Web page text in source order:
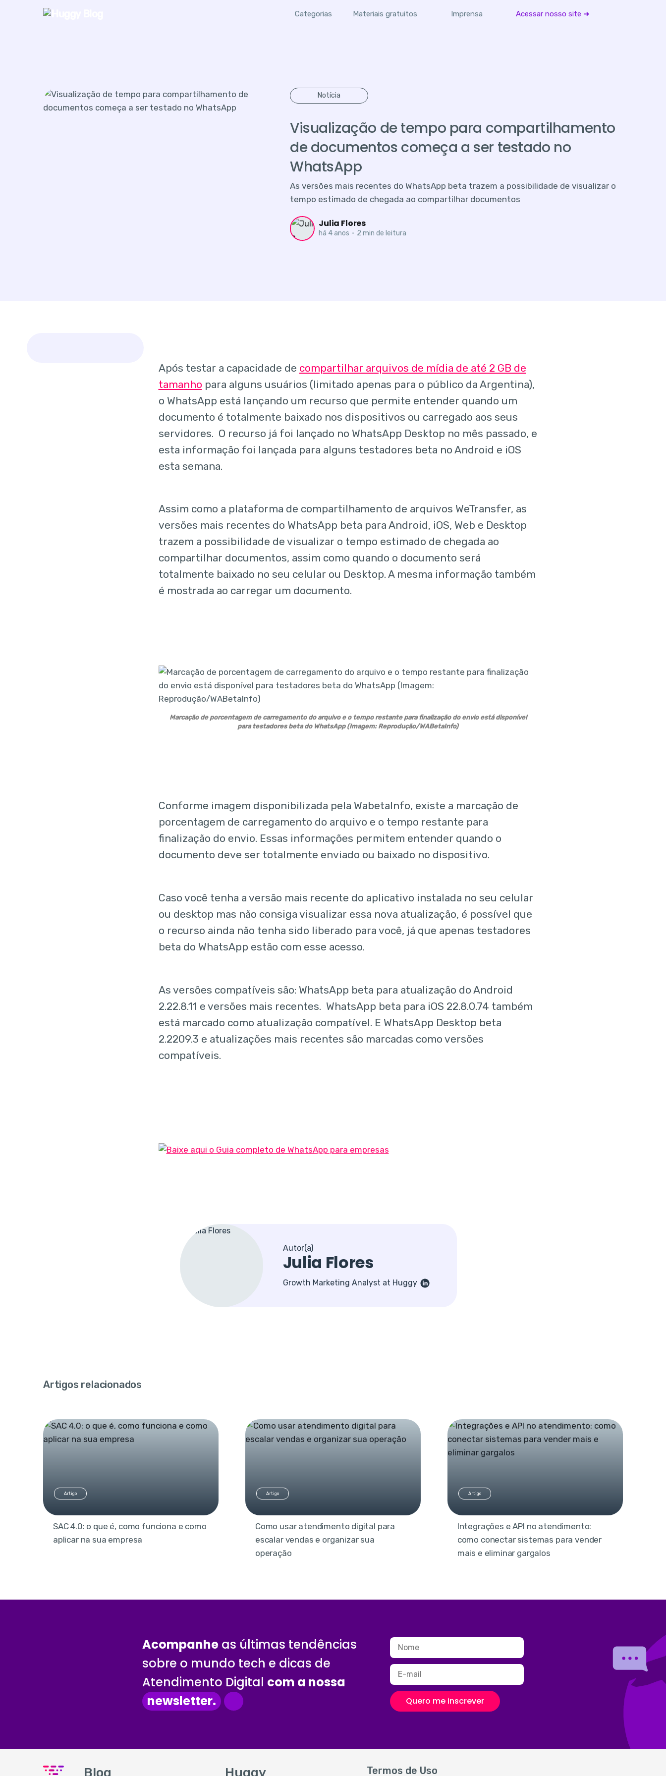
Categorias Materiais gratuitos Imprensa Acessar nosso site ➜
Notícia
Visualização de tempo para compartilhamento
de documentos começa a ser testado no
WhatsApp
As versões mais recentes do WhatsApp beta trazem a possibilidade de visualizar o
tempo estimado de chegada ao compartilhar documentos
Julia Flores
há 4 anos • 2 min de leitura
Após testar a capacidade de compartilhar arquivos de mídia de até 2 GB de
tamanho para alguns usuários (limitado apenas para o público da Argentina),
o WhatsApp está lançando um recurso que permite entender quando um
documento é totalmente baixado nos dispositivos ou carregado aos seus
servidores. O recurso já foi lançado no WhatsApp Desktop no mês passado, e
esta informação foi lançada para alguns testadores beta no Android e iOS
esta semana.
Assim como a plataforma de compartilhamento de arquivos WeTransfer, as
versões mais recentes do WhatsApp beta para Android, iOS, Web e Desktop
trazem a possibilidade de visualizar o tempo estimado de chegada ao
compartilhar documentos, assim como quando o documento será
totalmente baixado no seu celular ou Desktop. A mesma informação também
é mostrada ao carregar um documento.
Marcação de porcentagem de carregamento do arquivo e o tempo restante para finalização do envio está disponível
para testadores beta do WhatsApp (Imagem: Reprodução/WABetaInfo)
Conforme imagem disponibilizada pela WabetaInfo, existe a marcação de
porcentagem de carregamento do arquivo e o tempo restante para
finalização do envio. Essas informações permitem entender quando o
documento deve ser totalmente enviado ou baixado no dispositivo.
Caso você tenha a versão mais recente do aplicativo instalada no seu celular
ou desktop mas não consiga visualizar essa nova atualização, é possível que
o recurso ainda não tenha sido liberado para você, já que apenas testadores
beta do WhatsApp estão com esse acesso.
As versões compatíveis são: WhatsApp beta para atualização do Android
2.22.8.11 e versões mais recentes. WhatsApp beta para iOS 22.8.0.74 também
está marcado como atualização compatível. E WhatsApp Desktop beta
2.2209.3 e atualizações mais recentes são marcadas como versões
compatíveis.
Autor(a)
Julia Flores
Growth Marketing Analyst at Huggy
Artigos relacionados
Artigo
SAC 4.0: o que é, como funciona e como
aplicar na sua empresa
Artigo
Como usar atendimento digital para
escalar vendas e organizar sua
operação
Artigo
Integrações e API no atendimento:
como conectar sistemas para vender
mais e eliminar gargalos
Acompanhe as últimas tendências
sobre o mundo tech e dicas de
Atendimento Digital com a nossa
newsletter.
Quero me inscrever
Termos de Uso